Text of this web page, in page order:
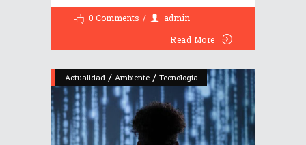
0 Comments
admin
Read More
Actualidad / Ambiente / Tecnología